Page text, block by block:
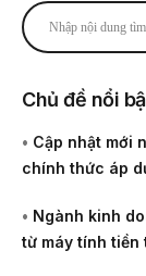
Chủ đề nổi
• Cập nhật mới
chính thức áp
• Ngành kinh
từ máy tính tiền